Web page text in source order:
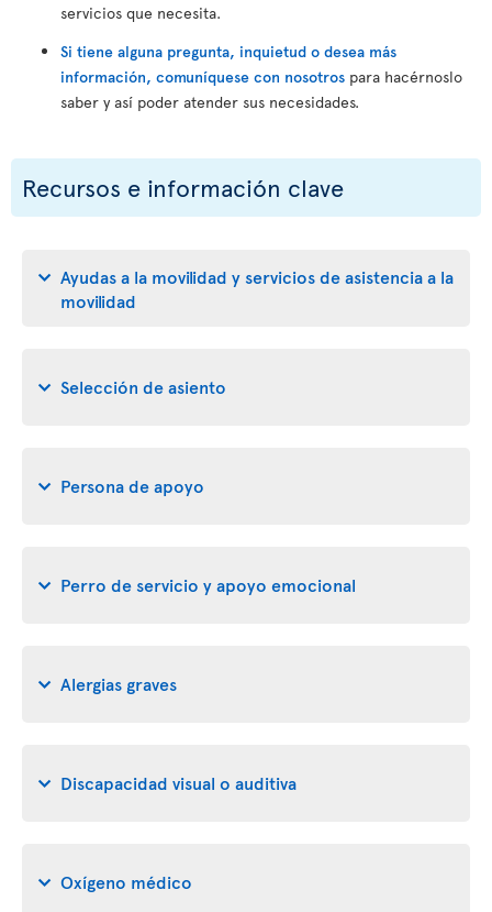
servicios que necesita.
Si tiene alguna pregunta, inquietud o desea más
información, comuníquese con nosotros para hacérnoslo
saber y así poder atender sus necesidades.
Recursos e información clave
Ayudas a la movilidad y servicios de asistencia a la
movilidad
Selección de asiento
Persona de apoyo
Perro de servicio y apoyo emocional
Alergias graves
Discapacidad visual o auditiva
Oxígeno médico